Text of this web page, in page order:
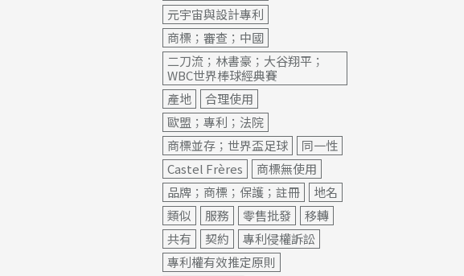
元宇宙與設計專利
商標；審查；中國
二刀流；林書豪；大谷翔平；
WBC世界棒球經典賽
產地
合理使用
歐盟；專利；法院
商標並存；世界盃足球
同一性
Castel Frères
商標無使用
品牌；商標；保護；註冊
地名
類似
服務 零售批發
移轉
共有
契約
專利侵權訴訟
專利權有效推定原則